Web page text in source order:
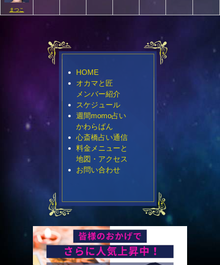
まつこ
HOME
オカマと匠
メンバー紹介
スケジュール
週間momo占い
かわらばん
心斎橋占い通信
料金メニューと
地図・アクセス
お問い合わせ